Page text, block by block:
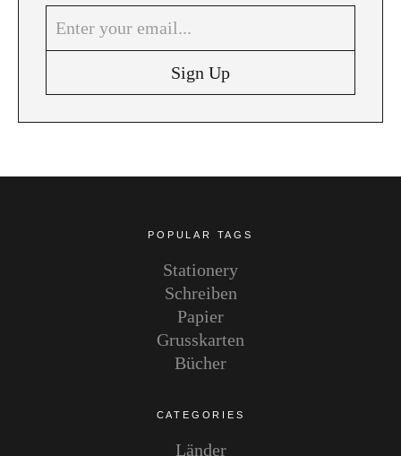
InstagramPinterest
POPULAR TAGS
Stationery
Schreiben
Papier
Grusskarten
Bücher
CATEGORIES
Länder